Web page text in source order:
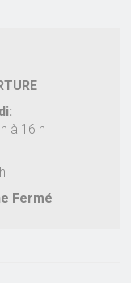
à 16 h
Fermé